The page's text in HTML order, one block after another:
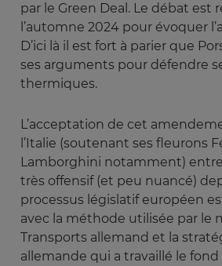
par le Green Deal. Le débat est
l’automne 2024 pour évoquer
D’ici là il est fort à parier que
ses arguments pour défendre
thermiques.
L’acceptation de cet
l’Italie (soutenant ses fleurons
Lamborghini notamment)
très offensif (et peu nuancé)
processus législatif européen
avec la méthode utilisée par le
Transports allemand et la
allemande qui a travaillé le fond